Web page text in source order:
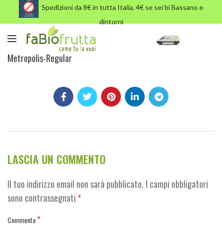
Spedizioni da 8€ in tutta Italia, 4€ se sei bi Bassano e
dintorni
Metropolis-Regular
Metropolis-Regular
LASCIA UN COMMENTO
Il tuo indirizzo email non sarà pubblicato. I campi obbligatori
sono contrassegnati *
Commento*